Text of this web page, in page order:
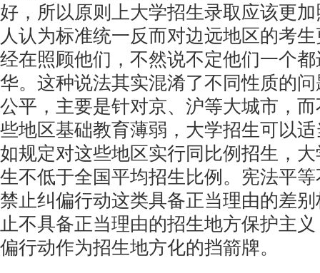
好，所以原则上大学招生录取应该更
人认为标准统一反而对边远地区的考
经在照顾他们，不然说不定他们一个
华。这种说法其实混淆了不同性质的
公平，主要是针对京、沪等大城市，
些地区基础教育薄弱，大学招生可以
如规定对这些地区实行同比例招生，
生不低于全国平均招生比例。宪法平
禁止纠偏行动这类具备正当理由的差
止不具备正当理由的招生地方保护主
偏行动作为招生地方化的挡箭牌。